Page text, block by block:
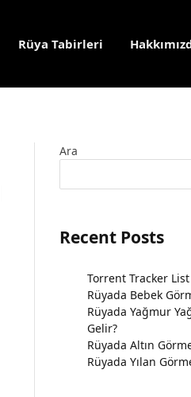
Rüya Tabirleri
Ara
Recent Posts
Torrent Tracker
Rüyada Bebek
Rüyada Yağmur
Gelir?
Rüyada Altın
Rüyada Yılan